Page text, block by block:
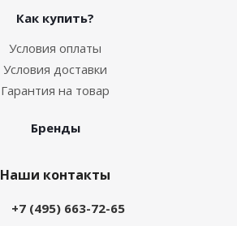
Как купить?
Условия оплаты
Условия доставки
Гарантия на товар
Бренды
Наши контакты
+7 (495) 663-72-65